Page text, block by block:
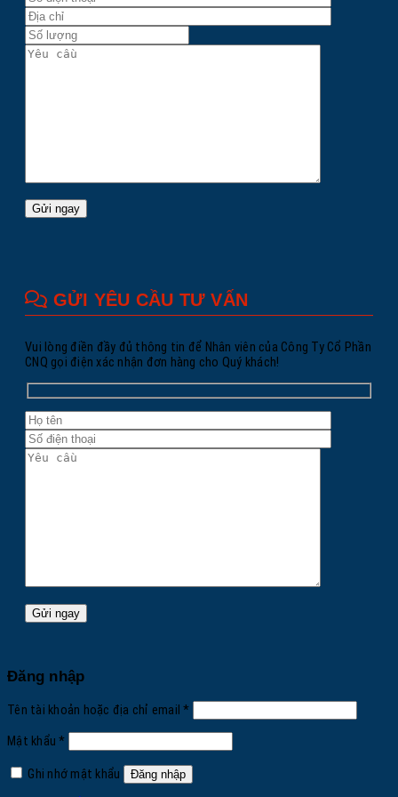
GỬI YÊU CẦU TƯ VẤN
Vui lòng điền đầy đủ thông tin để Nhân viên của Công Ty Cổ Phần
CNQ gọi điện xác nhận đơn hàng cho Quý khách!
Đăng nhập
Tên tài khoản hoặc địa chỉ email*Bắt
buộc
Mật khẩu*Bắt
buộc
Ghi nhớ mật khẩu
Đăng nhập